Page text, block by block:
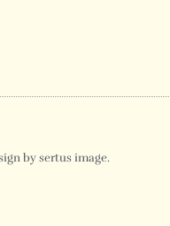
by sertus image.